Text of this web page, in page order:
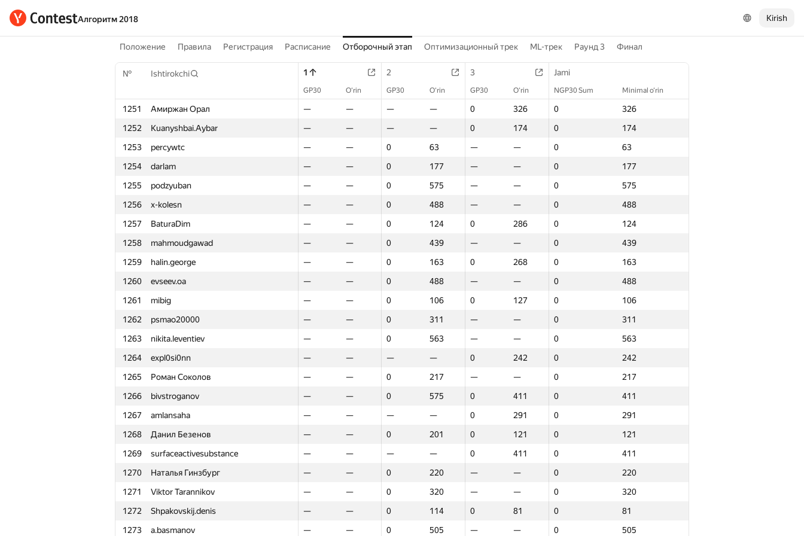
Алгоритм 2018 Kirish
Положение Правила Регистрация Расписание Отборочный этап Оптимизационный трек ML-трек Раунд 3 Финал
№ Ishtirokchi 1 2 3 Jami
GP30 O‘rin GP30 O‘rin GP30 O‘rin NGP30 Sum Minimal o‘rin
1251 Амиржан Орал — — — — 0 326 0
326
1252
Kuanyshbai.Aybar — — — — 0 174 0
174
1253
percywtc — — 0 63 — — 0
63
1254
darlam — — 0 177 — — 0
177
1255
podzyuban — — 0 575 — — 0
575
1256
x-kolesn — — 0 488 — — 0
488
1257
BaturaDim — — 0 124 0 286 0
124
1258
mahmoudgawad — — 0 439 — — 0
439
1259
halin.george — — 0 163 0 268 0
163
1260
evseev.oa — — 0 488 — — 0
488
1261
mibig — — 0 106 0 127 0
106
1262
psmao20000 — — 0 311 — — 0
311
1263
nikita.leventiev — — 0 563 — — 0
563
1264
expl0si0nn — — — — 0 242 0
242
1265
Роман Соколов — — 0 217 — — 0
217
1266
bivstroganov — — 0 575 0 411 0
411
1267
amlansaha — — — — 0 291 0
291
1268
Данил Безенов — — 0 201 0 121 0
121
1269
surfaceactivesubstance — — — — 0 411 0
411
1270
Наталья Гинзбург — — 0 220 — — 0
220
1271
Viktor Tarannikov — — 0 320 — — 0
320
1272
Shpakovskij.denis — — 0 114 0 81 0
81
1273
a.basmanov — — 0 505 — — 0
505
Ishtirokchi 2 3 Jami
GP30 O‘rin NGP30 Sum Minimal o‘rin